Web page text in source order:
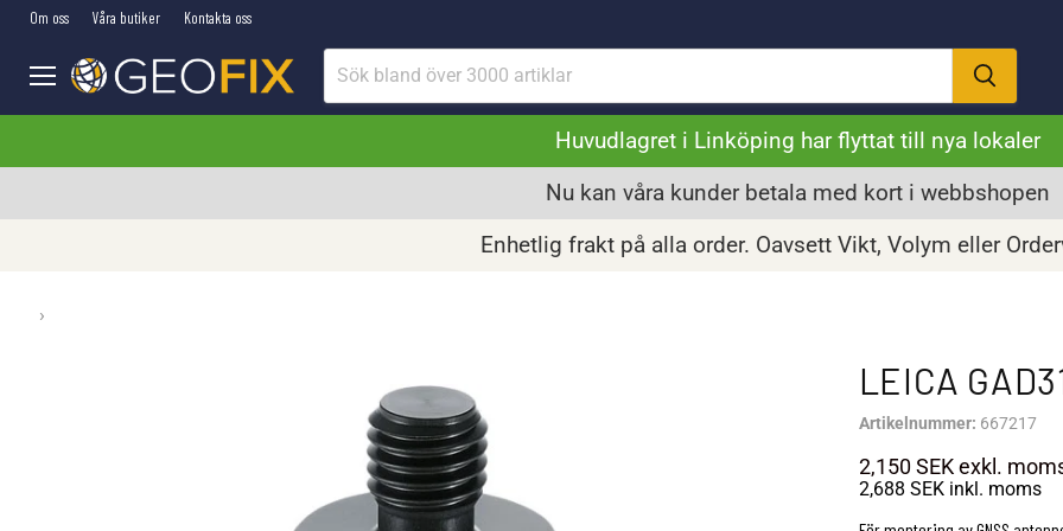
Om oss Våra butiker Kontakta oss
Meny
Huvudlagret i Linköping har flyttat till nya lokaler
Nu kan våra kunder betala med kort i webbshopen
Enhetlig frakt på alla order. Oavsett Vikt, Volym eller
›
LEICA
Artikelnummer: 667217
2,150 SEKexkl.
2,688 SEKinkl. moms